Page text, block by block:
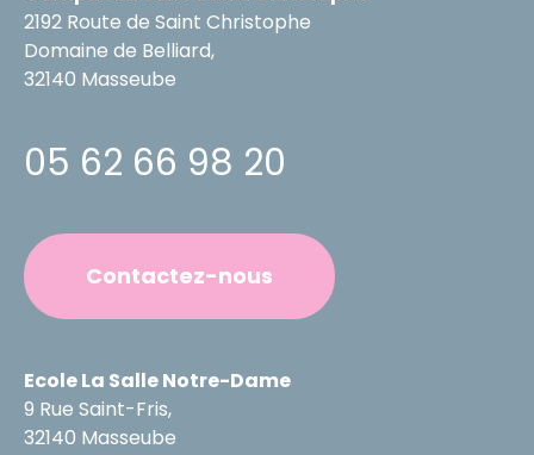
2192 Route de Saint Christophe
Domaine de Belliard,
32140 Masseube
05 62 66 98 20
Contactez-nous
Ecole La Salle Notre-Dame
9 Rue Saint-Fris,
32140 Masseube